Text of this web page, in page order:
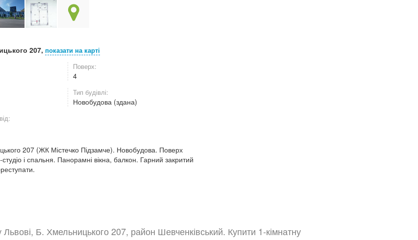
207, показати на карті
Поверх:
4
Тип будівлі:
Новобудова (здана)
207 (ЖК Містечко Підзамче). Новобудова. Поверх
і спальня. Панорамні вікна, балкон. Гарний закритий
Б. Хмельницького 207, район Шевченківський. Купити 1-кімнатну